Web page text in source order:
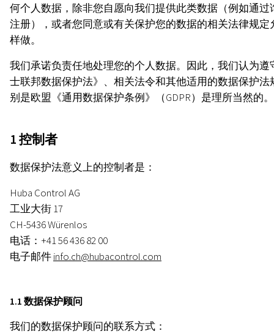
何个人数据，除非您自愿向我们提供此类数据（例如通过
注册），或者您同意或有关保护您的数据的相关法律规定
样做。
我们承诺负责任地处理您的个人数据。因此，我们认为遵
士联邦数据保护法》、相关法令和其他适用的数据保护法
别是欧盟《通用数据保护条例》（GDPR）是理所当然的。
1 控制者
数据保护法意义上的控制者是：
Huba Control AG
工业大街 17
CH-5436 Würenlos
电话：+41 56 436 82 00
电子邮件info.ch@hubacontrol.com
1.1 数据保护顾问
我们的数据保护顾问的联系方式：